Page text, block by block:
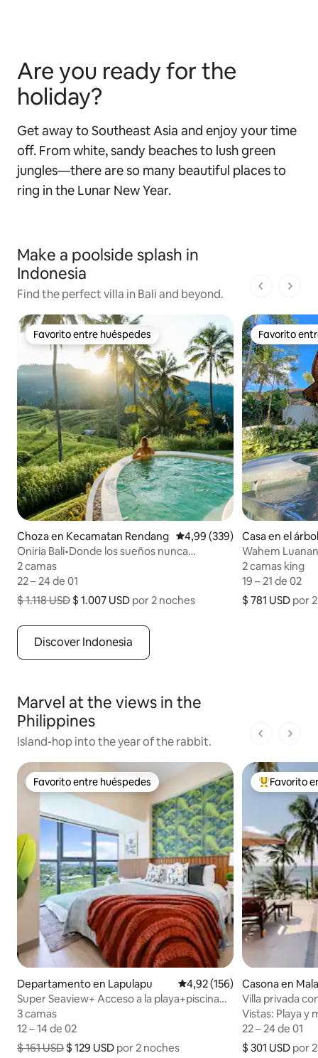
Are you ready for the
holiday?
Get away to Southeast Asia and enjoy your time
off. From white, sandy beaches to lush green
jungles—there are so many beautiful places to
ring in the Lunar New Year.
Make a poolside splash in
Indonesia
Find the perfect villa in Bali and beyond. 1 de 1
Favorito entre huéspedes
Favorito entre huéspedes
Choza en Kecamatan Rendang
Oniria Bali•Donde los sueños nunca
terminan
2 camas
2 camas
22 – 24 de 01
22 – 24 de 01
$ 1.118 USD $ 1.007 USD por 2 noches
Calificación promedio: 4,99
4,99 (339)
Favorito
Favorito
Casa en el
Wahem
con vistas al río
2 camas king
2 camas king
19 – 21 de 02
19 – 21 de 02
$ 781 USD por
$ 781 USD por
Discover Indonesia
Marvel at the views in the
Philippines
Island-hop into the year of the rabbit. 1 de 1
Favorito entre huéspedes
Favorito entre huéspedes
Departamento en Lapulapu
Super Seaview+ Acceso a la playa+piscina
cerca del aeropuerto.
3 camas
3 camas
12 – 14 de 02
12 – 14 de 02
$ 161 USD $ 129 USD por 2 noches
Calificación promedio: 4,92
4,92 (156)
Favorito
Favorito
Casona en
Villa privada
Vistas: Playa y
Vistas: Playa y
22 – 24 de 01
22 – 24 de 01
$ 301 USD por
$ 301 USD por